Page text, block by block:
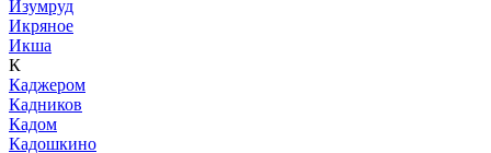
Изумруд
Икряное
Икша
К
Каджером
Кадников
Кадом
Кадошкино